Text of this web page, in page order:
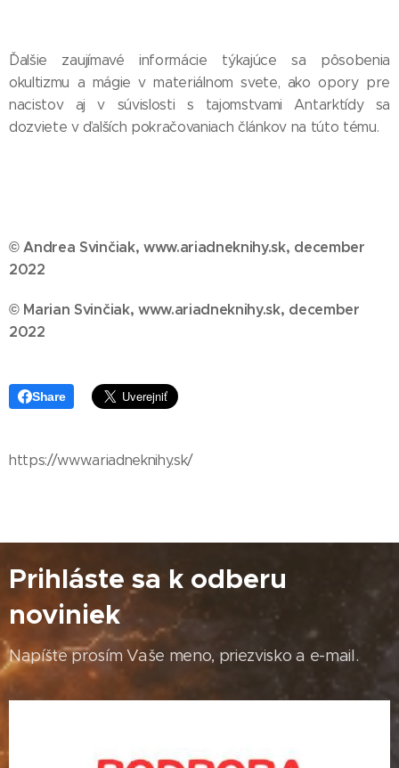
Ďalšie zaujímavé informácie týkajúce sa pôsobenia
okultizmu a mágie v materiálnom svete, ako opory pre
nacistov aj v súvislosti s tajomstvami Antarktídy sa
dozviete v ďalších pokračovaniach článkov na túto tému.
© Andrea Svinčiak, www.ariadneknihy.sk, december
2022
© Marian Svinčiak, www.ariadneknihy.sk, december
2022
Share
https://www.ariadneknihy.sk/
Prihláste sa k odberu
noviniek
Napíšte prosím Vaše meno, priezvisko a e-mail.